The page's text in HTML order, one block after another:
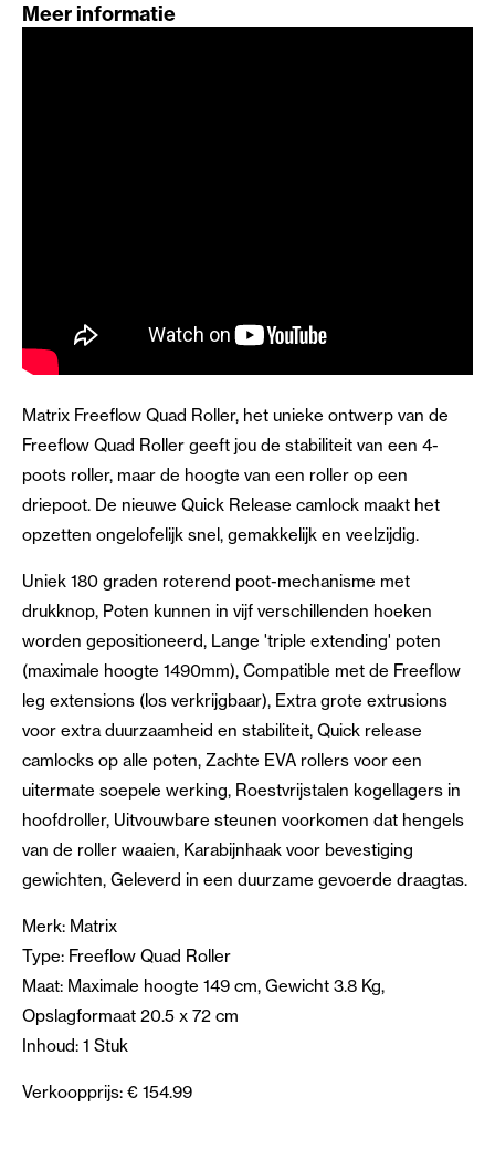
Meer informatie
Matrix Freeflow Quad Roller, het unieke ontwerp van de
Freeflow Quad Roller geeft jou de stabiliteit van een 4-
poots roller, maar de hoogte van een roller op een
driepoot. De nieuwe Quick Release camlock maakt het
opzetten ongelofelijk snel, gemakkelijk en veelzijdig.
Uniek 180 graden roterend poot-mechanisme met
drukknop, Poten kunnen in vijf verschillenden hoeken
worden gepositioneerd, Lange 'triple extending' poten
(maximale hoogte 1490mm), Compatible met de Freeflow
leg extensions (los verkrijgbaar), Extra grote extrusions
voor extra duurzaamheid en stabiliteit, Quick release
camlocks op alle poten, Zachte EVA rollers voor een
uitermate soepele werking, Roestvrijstalen kogellagers in
hoofdroller, Uitvouwbare steunen voorkomen dat hengels
van de roller waaien, Karabijnhaak voor bevestiging
gewichten, Geleverd in een duurzame gevoerde draagtas.
Merk: Matrix
Type: Freeflow Quad Roller
Maat: Maximale hoogte 149 cm, Gewicht 3.8 Kg,
Opslagformaat 20.5 x 72 cm
Inhoud: 1 Stuk
Verkoopprijs: € 154.99